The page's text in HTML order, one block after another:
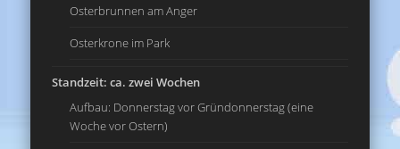
Osterbrunnen am Anger
Osterkrone im Park
Standzeit: ca. zwei Wochen
Aufbau: Donnerstag vor Gründonnerstag (eine
Woche vor Ostern)